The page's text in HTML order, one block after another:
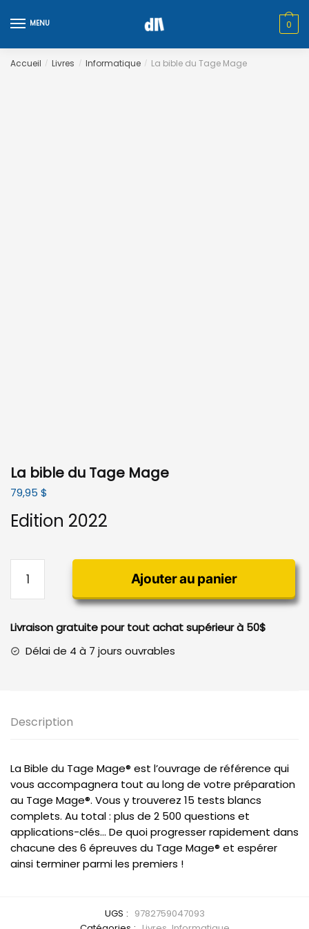
to
to
MENU 0
Accueil / Livres / Informatique / La bible du Tage Mage
La bible du Tage Mage
79,95 $
Edition 2022
La
du
Tage
Ajouter au panier
Livraison gratuite pour tout achat supérieur à 50$
Délai de 4 à 7 jours ouvrables
Description
La Bible du Tage Mage® est l’ouvrage de référence qui
vous accompagnera tout au long de votre préparation
au Tage Mage®. Vous y trouverez 15 tests blancs
complets. Au total : plus de 2 500 questions et
applications-clés… De quoi progresser rapidement dans
chacune des 6 épreuves du Tage Mage® et espérer
ainsi terminer parmi les premiers !
UGS : 9782759047093